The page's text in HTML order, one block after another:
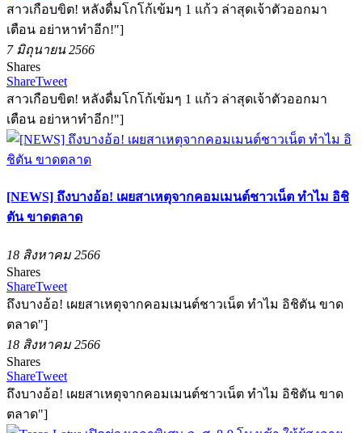
สาวเกือบขิต! หลังดื่มโกโก้เข้มๆ 1 แก้ว ล่าสุดเจ้าตัวออกมา
เตือน อย่าหาทำอีก!"]
7 มิถุนายน 2566
Shares
ShareTweet
สาวเกือบขิต! หลังดื่มโกโก้เข้มๆ 1 แก้ว ล่าสุดเจ้าตัวออกมา
เตือน อย่าหาทำอีก!"]
[NEWS] ถึงบางอ้อ! เผยสาเหตุจากคอมเมนต์ชาวเน็ต ทำไม อิชิ
ตัน ขาดตลาด
18 สิงหาคม 2566
Shares
ShareTweet
ถึงบางอ้อ! เผยสาเหตุจากคอมเมนต์ชาวเน็ต ทำไม อิชิตัน ขาด
ตลาด"]
18 สิงหาคม 2566
Shares
ShareTweet
ถึงบางอ้อ! เผยสาเหตุจากคอมเมนต์ชาวเน็ต ทำไม อิชิตัน ขาด
ตลาด"]